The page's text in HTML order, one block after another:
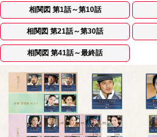
相関図 第1話～第10話
相関図 第21話～第30話
相関図 第41話～最終話